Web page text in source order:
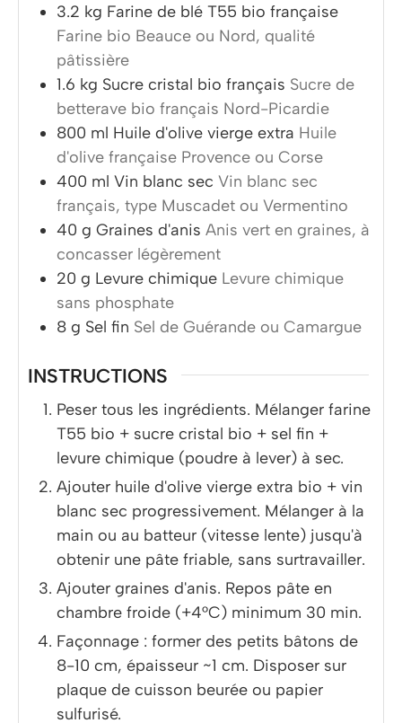
3.2 kg Farine de blé T55 bio française
Farine bio Beauce ou Nord, qualité
pâtissière
1.6 kg Sucre cristal bio français Sucre de
betterave bio français Nord-Picardie
800 ml Huile d'olive vierge extra Huile
d'olive française Provence ou Corse
400 ml Vin blanc sec Vin blanc sec
français, type Muscadet ou Vermentino
40 g Graines d'anis Anis vert en graines, à
concasser légèrement
20 g Levure chimique Levure chimique
sans phosphate
8 g Sel fin Sel de Guérande ou Camargue
INSTRUCTIONS
Peser tous les ingrédients. Mélanger farine
T55 bio + sucre cristal bio + sel fin +
levure chimique (poudre à lever) à sec.
Ajouter huile d'olive vierge extra bio + vin
blanc sec progressivement. Mélanger à la
main ou au batteur (vitesse lente) jusqu'à
obtenir une pâte friable, sans surtravailler.
Ajouter graines d'anis. Repos pâte en
chambre froide (+4°C) minimum 30 min.
Façonnage : former des petits bâtons de
8-10 cm, épaisseur ~1 cm. Disposer sur
plaque de cuisson beurée ou papier
sulfurisé.